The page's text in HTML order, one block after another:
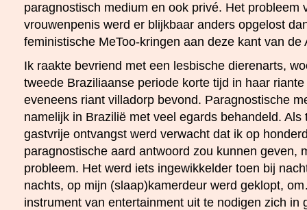
paragnostisch medium en ook privé. Het probleem
vrouwenpenis werd er blijkbaar anders opgelost
feministische MeToo-kringen aan deze kant van de
Ik raakte bevriend met een lesbische dierenarts,
tweede Braziliaanse periode korte tijd in haar
eveneens riant villadorp bevond. Paragnostische
namelijk in Brazilië met veel egards behandeld.
gastvrije ontvangst werd verwacht dat ik op
paragnostische aard antwoord zou kunnen geven,
probleem. Het werd iets ingewikkelder toen bij
nachts, op mijn (slaap)kamerdeur werd geklopt,
instrument van entertainment uit te nodigen zich in